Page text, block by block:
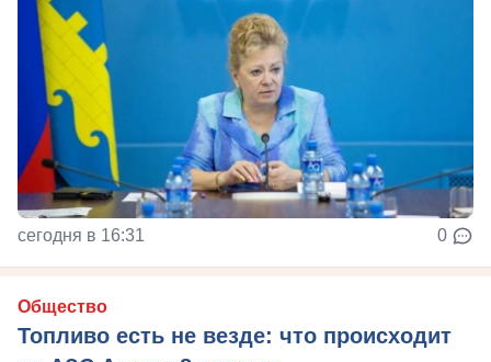
сегодня в 16:31 0
Общество
Топливо есть не везде: что происходит